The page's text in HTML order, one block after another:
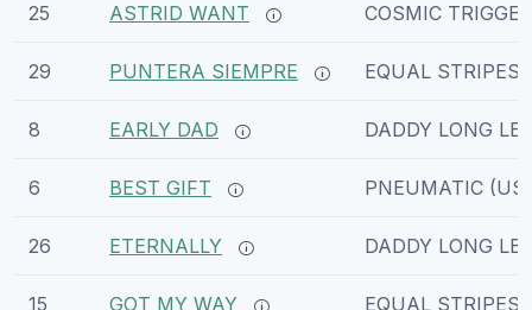
25 ASTRID WANT COSMIC TRIGGER
29 PUNTERA SIEMPRE EQUAL STRIPES
8 EARLY DAD DADDY LONG
6 BEST GIFT PNEUMATIC
26 ETERNALLY DADDY LONG
15 GOT MY WAY EQUAL STRIPES